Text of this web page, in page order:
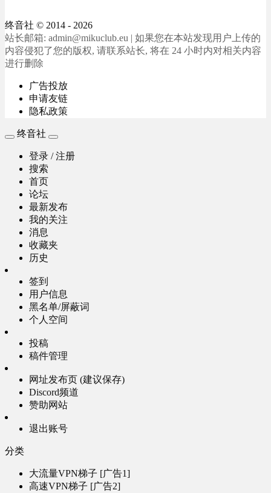
终音社 © 2014 - 2026
站长邮箱: admin@mikuclub.eu | 如果您在本站发现用户上传的
内容侵犯了您的版权, 请联系站长, 将在 24 小时内对相关内容
进行删除
广告投放
申请友链
隐私政策
终音社
登录 / 注册
搜索
首页
论坛
最新发布
我的关注
消息
收藏夹
历史
签到
用户信息
黑名单/屏蔽词
个人空间
投稿
稿件管理
网址发布页 (建议保存)
Discord频道
赞助网站
退出账号
分类
大流量VPN梯子 [广告1]
高速VPN梯子 [广告2]